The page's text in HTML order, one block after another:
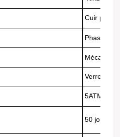
Cuir pleine
Phase
Verre
5ATM
50 jours